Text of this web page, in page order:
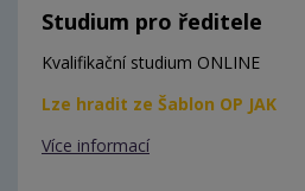
Studium pro ředitele
Kvalifikační studium ONLINE
Lze hradit ze Šablon OP JAK
Více informací